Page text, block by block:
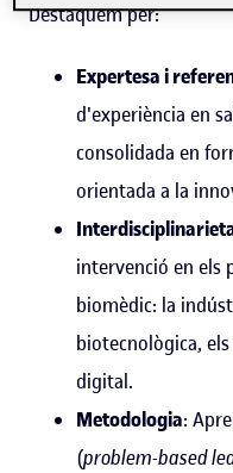
Destaquem per:
Expertesa i
d'experiència en
consolidada en
orientada a la
intervenció en els
biomèdic: la
biotecnològica,
digital.
Metodologia:
(problem-based